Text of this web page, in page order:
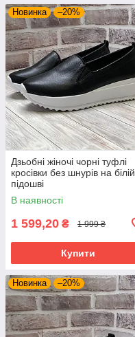
Новинка –20%
Дзьобні жіночі чорні туфлі
кросівки без шнурів на білій
підошві
В наявності
1 599,20 ₴ 1 999 ₴
Купити
Новинка –20%